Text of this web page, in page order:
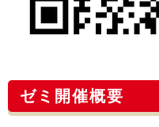
ゼミ開催概要